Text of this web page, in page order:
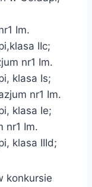
Im.
IIc;
nr1 Im.
klasa Is;
nr1 Im.
klasa Ie;
nr1 Im.
klasa IIId;
konkursie